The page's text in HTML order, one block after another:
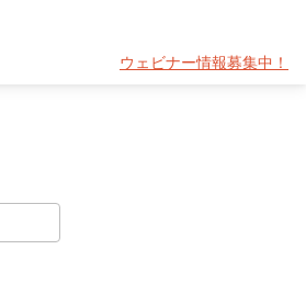
ウェビナー情報募集中！